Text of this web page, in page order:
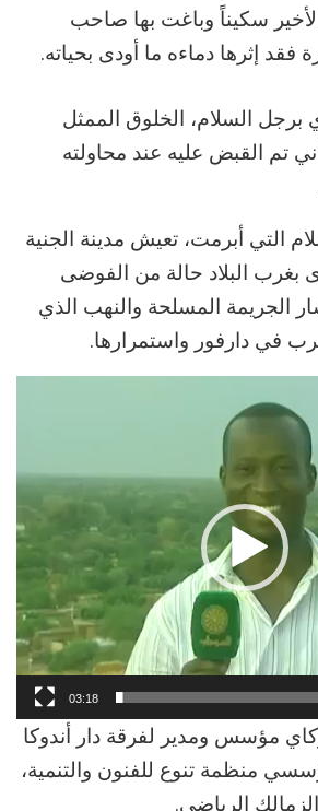
سكيناً وباغت بها صاحب
فقد إثرها دماءه ما أودى بحياته.
برجل السلام، الخلوق الممثل
تم القبض عليه عند محاولته
التي أبرمت، تعيش مدينة الجنية
بغرب البلاد حالة من الفوضى
الجريمة المسلحة والنهب الذي
في دارفور واستمرارها.
03:18
مؤسس ومدير لفرقة دار أندوكا
منظمة تنوع للفنون والتنمية،
الرياضي.